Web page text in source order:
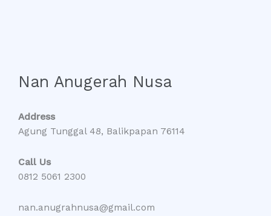
Nan Anugerah Nusa
Address
Agung Tunggal 48, Balikpapan 76114
Call Us
0812 5061 2300
nan.anugrahnusa@gmail.com